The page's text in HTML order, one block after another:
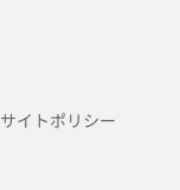
サイトポリシー